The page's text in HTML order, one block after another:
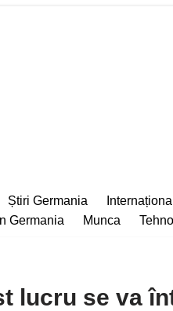
Știri Germania Internațional
Germania
Munca
lucru se va